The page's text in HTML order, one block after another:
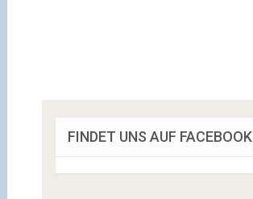
FINDET UNS AUF FACEBOOK